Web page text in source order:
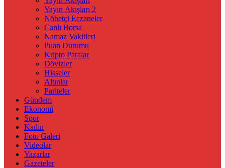
Yayın Akışları 2
Nöbetçi Eczaneler
Canlı Borsa
Namaz Vakitleri
Puan Durumu
Kripto Paralar
Dövizler
Hisseler
Altınlar
Pariteler
Gündem
Ekonomi
Spor
Kadın
Foto Galeri
Videolar
Yazarlar
Gazeteler